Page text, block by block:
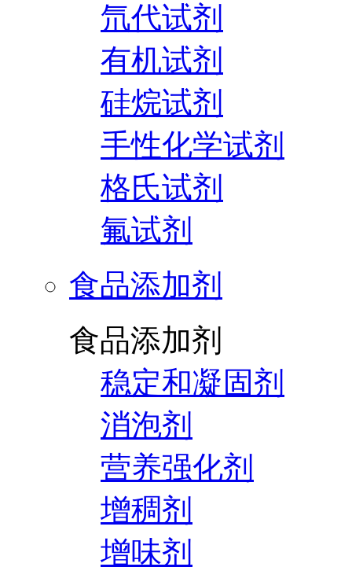
氘代试剂
有机试剂
硅烷试剂
手性化学试剂
格氏试剂
氟试剂
食品添加剂
食品添加剂
稳定和凝固剂
消泡剂
营养强化剂
增稠剂
增味剂